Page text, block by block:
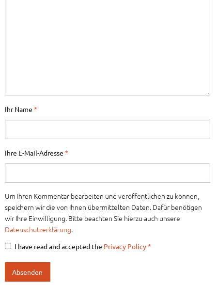
Ihr Name *
Ihre E-Mail-Adresse *
Um Ihren Kommentar bearbeiten und veröffentlichen zu können,
speichern wir die von Ihnen übermittelten Daten. Dafür benötigen
wir Ihre Einwilligung. Bitte beachten Sie hierzu auch unsere
Datenschutzerklärung.
I have read and accepted the Privacy Policy*